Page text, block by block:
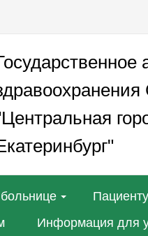
Пациенту
Информация для